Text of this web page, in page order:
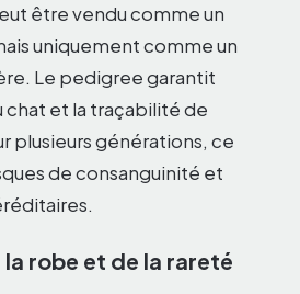
être vendu comme un
uniquement comme un
Le pedigree garantit
chat et la traçabilité de
plusieurs générations, ce
de consanguinité et
robe et de la rareté